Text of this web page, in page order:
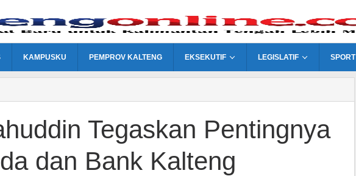
KAMPUSKU PEMPROV KALTENG EKSEKUTIF LEGISLATIF SPORT
Tegaskan Pentingnya
dan Bank Kalteng